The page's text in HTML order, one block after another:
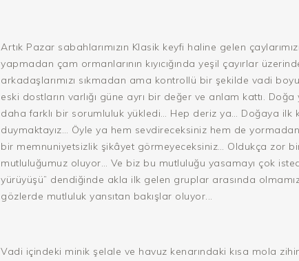
Artık Pazar sabahlarımızın Klasik keyfi haline gelen
yapmadan çam ormanlarının kıyıcığında yeşil çayırlar
arkadaşlarımızı sıkmadan ama kontrollü bir şekilde vadi
eski dostların varlığı güne ayrı bir değer ve anlam kattı.
daha farklı bir sorumluluk yükledi… Hep deriz ya… Doğaya ilk
duymaktayız… Öyle ya hem sevdireceksiniz hem de
bir memnuniyetsizlik şikâyet görmeyeceksiniz… Oldukça zor
mutluluğumuz oluyor… Ve biz bu mutluluğu yasamayı çok
yürüyüşü” dendiğinde akla ilk gelen gruplar arasında
gözlerde mutluluk yansıtan bakışlar oluyor...
Vadi içindeki minik şelale ve havuz kenarındaki kısa mola